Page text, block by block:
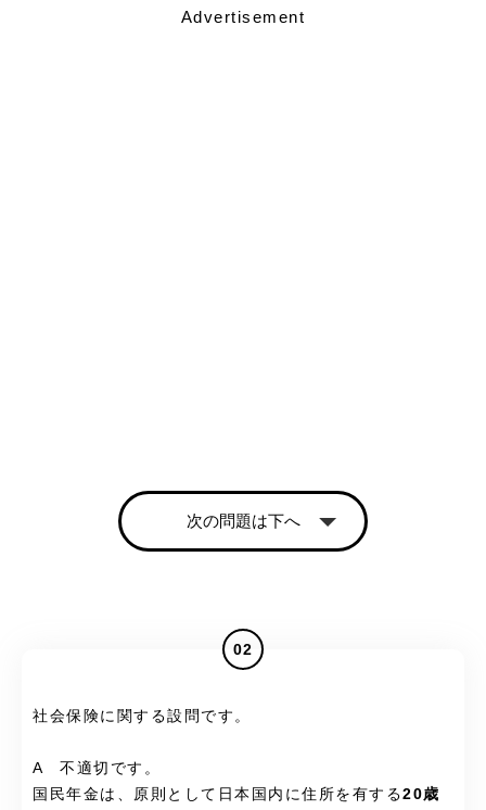
Advertisement
次の問題は下へ
02
社会保険に関する設問です。
A 不適切です。
国民年金は、原則として日本国内に住所を有する20歳